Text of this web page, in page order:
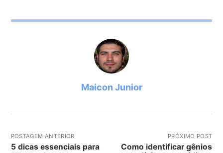
Maicon Junior
POSTAGEM ANTERIOR
5 dicas essenciais para
PRÓXIMO POST
Como identificar gênios